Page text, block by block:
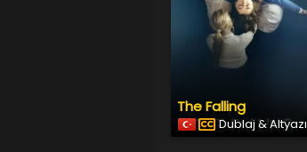
The Falling
Dublaj & Altyazı